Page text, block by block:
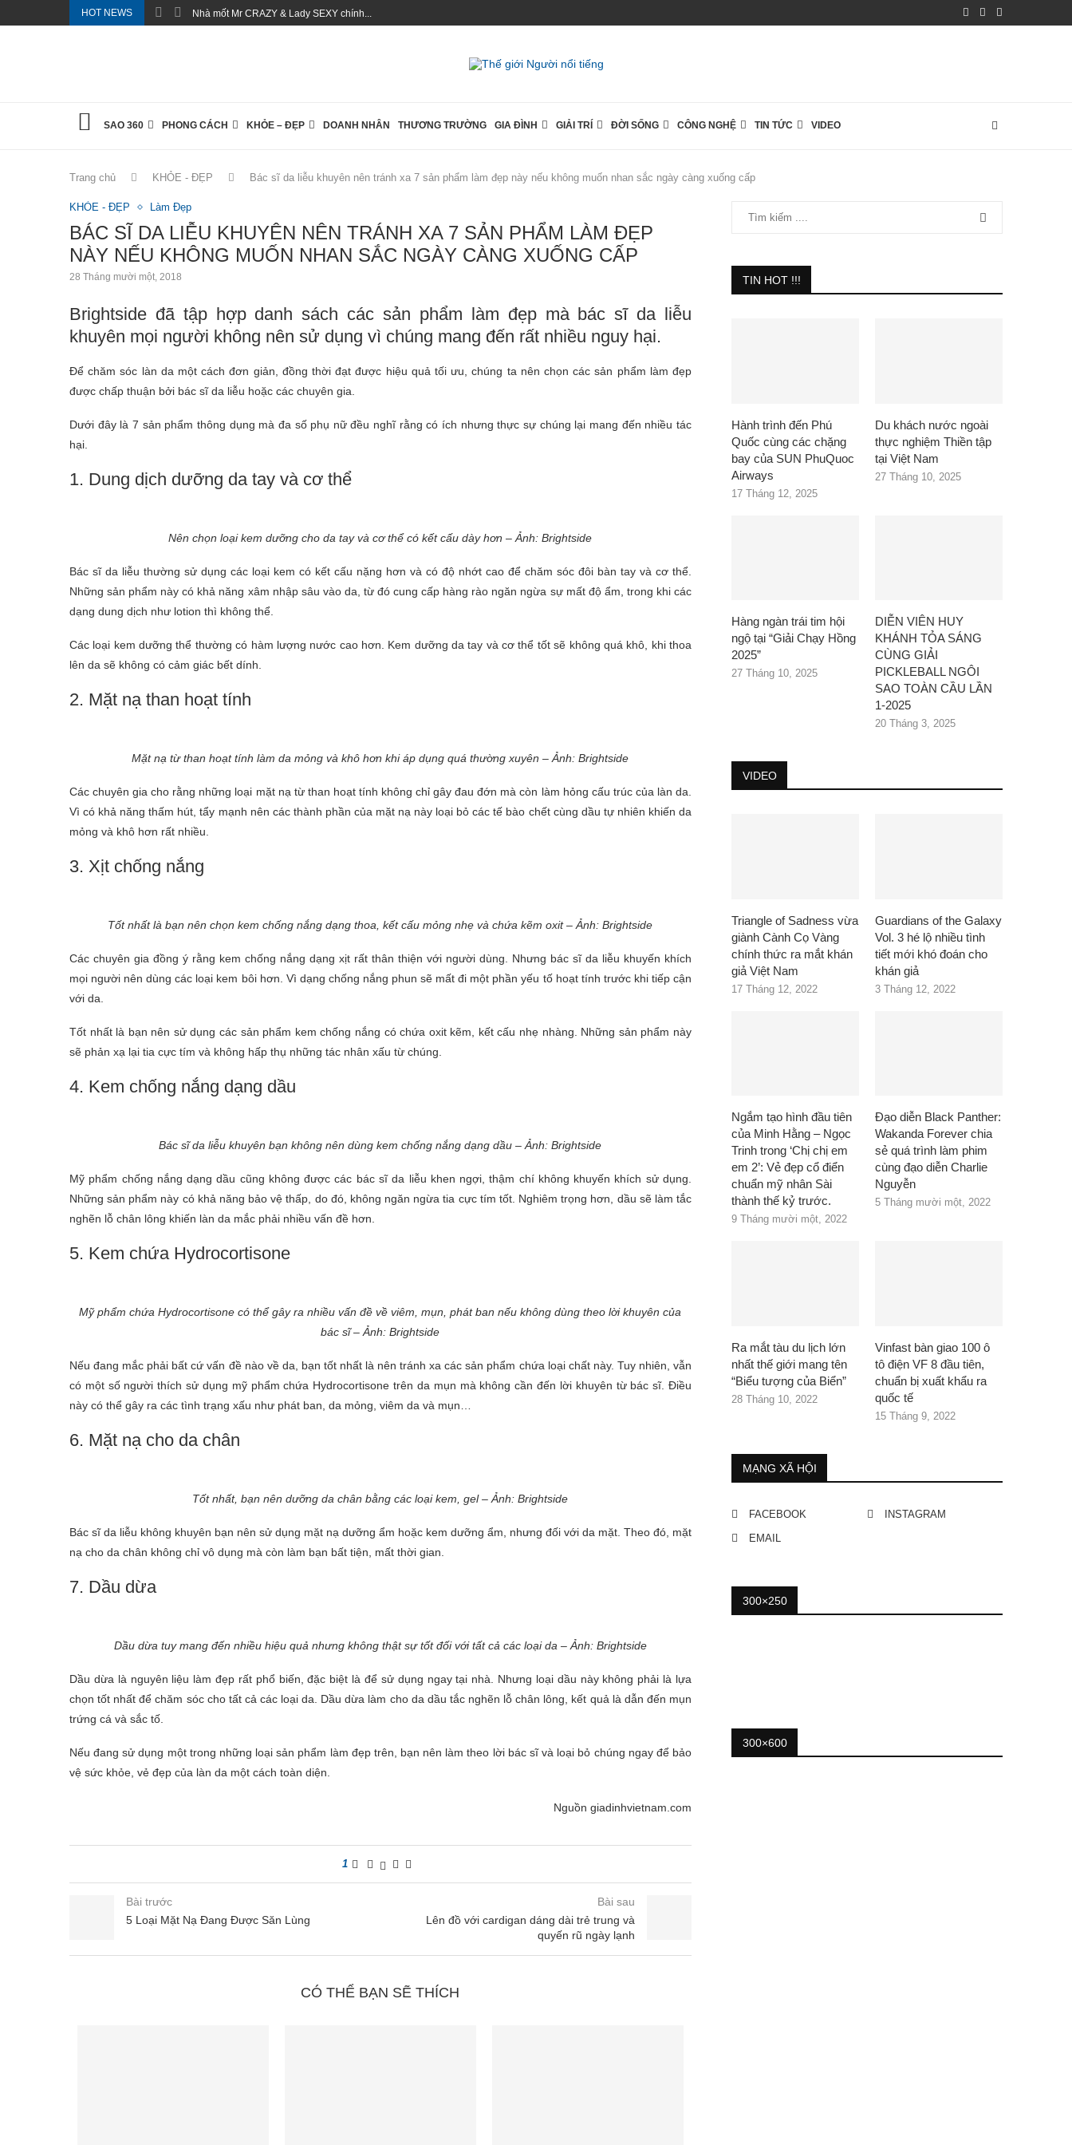
HOT NEWS Nhà mốt Mr CRAZY & Lady SEXY chính...
SAO 360 PHONG CÁCH KHỎE – ĐẸP DOANH NHÂN THƯƠNG TRƯỜNG GIA ĐÌNH GIẢI TRÍ ĐỜI SỐNG CÔNG NGHỆ TIN TỨC VIDEO
Trang chủ KHỎE - ĐẸP Bác sĩ da liễu khuyên nên tránh xa 7 sản phẩm làm đẹp này nếu không muốn nhan sắc ngày càng xuống cấp
KHỎE - ĐẸP Làm Đẹp
BÁC SĨ DA LIỄU KHUYÊN NÊN TRÁNH XA 7 SẢN PHẨM LÀM ĐẸP
NÀY NẾU KHÔNG MUỐN NHAN SẮC NGÀY CÀNG XUỐNG CẤP
28 Tháng mười một, 2018
Brightside đã tập hợp danh sách các sản phẩm làm đẹp mà bác sĩ da liễu
khuyên mọi người không nên sử dụng vì chúng mang đến rất nhiều nguy hại.
Để chăm sóc làn da một cách đơn giản, đồng thời đạt được hiệu quả tối ưu, chúng ta nên chọn các sản phẩm làm đẹp
được chấp thuận bởi bác sĩ da liễu hoặc các chuyên gia.
Dưới đây là 7 sản phẩm thông dụng mà đa số phụ nữ đều nghĩ rằng có ích nhưng thực sự chúng lại mang đến nhiều tác
hại.
1. Dung dịch dưỡng da tay và cơ thể
Nên chọn loại kem dưỡng cho da tay và cơ thể có kết cấu dày hơn – Ảnh: Brightside
Bác sĩ da liễu thường sử dụng các loại kem có kết cấu nặng hơn và có độ nhớt cao để chăm sóc đôi bàn tay và cơ thể.
Những sản phẩm này có khả năng xâm nhập sâu vào da, từ đó cung cấp hàng rào ngăn ngừa sự mất độ ẩm, trong khi các
dạng dung dịch như lotion thì không thể.
Các loại kem dưỡng thể thường có hàm lượng nước cao hơn. Kem dưỡng da tay và cơ thể tốt sẽ không quá khô, khi thoa
lên da sẽ không có cảm giác bết dính.
2. Mặt nạ than hoạt tính
Mặt nạ từ than hoạt tính làm da mỏng và khô hơn khi áp dụng quá thường xuyên – Ảnh: Brightside
Các chuyên gia cho rằng những loại mặt nạ từ than hoạt tính không chỉ gây đau đớn mà còn làm hỏng cấu trúc của làn da.
Vì có khả năng thấm hút, tẩy mạnh nên các thành phần của mặt nạ này loại bỏ các tế bào chết cùng dầu tự nhiên khiến da
mỏng và khô hơn rất nhiều.
3. Xịt chống nắng
Tốt nhất là bạn nên chọn kem chống nắng dạng thoa, kết cấu mỏng nhẹ và chứa kẽm oxit – Ảnh: Brightside
Các chuyên gia đồng ý rằng kem chống nắng dạng xịt rất thân thiện với người dùng. Nhưng bác sĩ da liễu khuyến khích
mọi người nên dùng các loại kem bôi hơn. Vì dạng chống nắng phun sẽ mất đi một phần yếu tố hoạt tính trước khi tiếp cận
với da.
Tốt nhất là bạn nên sử dụng các sản phẩm kem chống nắng có chứa oxit kẽm, kết cấu nhẹ nhàng. Những sản phẩm này
sẽ phản xạ lại tia cực tím và không hấp thụ những tác nhân xấu từ chúng.
4. Kem chống nắng dạng dầu
Bác sĩ da liễu khuyên bạn không nên dùng kem chống nắng dạng dầu – Ảnh: Brightside
Mỹ phẩm chống nắng dạng dầu cũng không được các bác sĩ da liễu khen ngợi, thậm chí không khuyến khích sử dụng.
Những sản phẩm này có khả năng bảo vệ thấp, do đó, không ngăn ngừa tia cực tím tốt. Nghiêm trọng hơn, dầu sẽ làm tắc
nghẽn lỗ chân lông khiến làn da mắc phải nhiều vấn đề hơn.
5. Kem chứa Hydrocortisone
Mỹ phẩm chứa Hydrocortisone có thể gây ra nhiều vấn đề về viêm, mụn, phát ban nếu không dùng theo lời khuyên của
bác sĩ – Ảnh: Brightside
Nếu đang mắc phải bất cứ vấn đề nào về da, bạn tốt nhất là nên tránh xa các sản phẩm chứa loại chất này. Tuy nhiên, vẫn
có một số người thích sử dụng mỹ phẩm chứa Hydrocortisone trên da mụn mà không cần đến lời khuyên từ bác sĩ. Điều
này có thể gây ra các tình trạng xấu như phát ban, da mỏng, viêm da và mụn…
6. Mặt nạ cho da chân
Tốt nhất, bạn nên dưỡng da chân bằng các loại kem, gel – Ảnh: Brightside
Bác sĩ da liễu không khuyên bạn nên sử dụng mặt nạ dưỡng ẩm hoặc kem dưỡng ẩm, nhưng đối với da mặt. Theo đó, mặt
nạ cho da chân không chỉ vô dụng mà còn làm bạn bất tiện, mất thời gian.
7. Dầu dừa
Dầu dừa tuy mang đến nhiều hiệu quả nhưng không thật sự tốt đối với tất cả các loại da – Ảnh: Brightside
Dầu dừa là nguyên liệu làm đẹp rất phổ biến, đặc biệt là để sử dụng ngay tại nhà. Nhưng loại dầu này không phải là lựa
chọn tốt nhất để chăm sóc cho tất cả các loại da. Dầu dừa làm cho da dầu tắc nghẽn lỗ chân lông, kết quả là dẫn đến mụn
trứng cá và sắc tố.
Nếu đang sử dụng một trong những loại sản phẩm làm đẹp trên, bạn nên làm theo lời bác sĩ và loại bỏ chúng ngay để bảo
vệ sức khỏe, vẻ đẹp của làn da một cách toàn diện.
Nguồn giadinhvietnam.com
1
Bài trước
5 Loại Mặt Nạ Đang Được Săn Lùng
Bài sau
Lên đồ với cardigan dáng dài trẻ trung và
quyến rũ ngày lạnh
CÓ THỂ BẠN SẼ THÍCH
TIN HOT !!!
Hành trình đến Phú
Quốc cùng các chặng
bay của SUN PhuQuoc
Airways
17 Tháng 12, 2025
Du khách nước ngoài
thực nghiệm Thiền tập
tại Việt Nam
27 Tháng 10, 2025
Hàng ngàn trái tim hội
ngộ tại “Giải Chạy Hồng
2025”
27 Tháng 10, 2025
DIỄN VIÊN HUY
KHÁNH TỎA SÁNG
CÙNG GIẢI
PICKLEBALL NGÔI
SAO TOÀN CẦU LẦN
1-2025
20 Tháng 3, 2025
VIDEO
Triangle of Sadness vừa
giành Cành Cọ Vàng
chính thức ra mắt khán
giả Việt Nam
17 Tháng 12, 2022
Guardians of the Galaxy
Vol. 3 hé lộ nhiều tình
tiết mới khó đoán cho
khán giả
3 Tháng 12, 2022
Ngắm tạo hình đầu tiên
của Minh Hằng – Ngọc
Trinh trong ‘Chị chị em
em 2’: Vẻ đẹp cổ điển
chuẩn mỹ nhân Sài
thành thế kỷ trước.
9 Tháng mười một, 2022
Đạo diễn Black Panther:
Wakanda Forever chia
sẻ quá trình làm phim
cùng đạo diễn Charlie
Nguyễn
5 Tháng mười một, 2022
Ra mắt tàu du lịch lớn
nhất thế giới mang tên
“Biểu tượng của Biển”
28 Tháng 10, 2022
Vinfast bàn giao 100 ô
tô điện VF 8 đầu tiên,
chuẩn bị xuất khẩu ra
quốc tế
15 Tháng 9, 2022
MẠNG XÃ HỘI
FACEBOOK
INSTAGRAM
EMAIL
300×250
300×600